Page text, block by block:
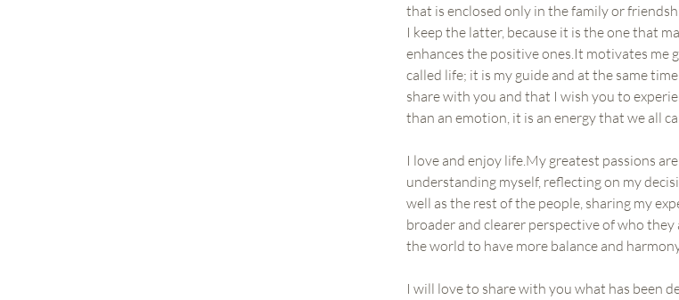
that is enclosed only in the family or
I keep the latter, because it is the one that
enhances the positive ones.It motivates me
called life; it is my guide and at the same
share with you and that I wish you to
than an emotion, it is an energy that we all
I love and enjoy life.My greatest passions
understanding myself, reflecting on my
well as the rest of the people, sharing my
broader and clearer perspective of who
the world to have more balance and
I will love to share with you what has been